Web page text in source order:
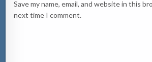
Save my name, email, and website in this
next time I comment.